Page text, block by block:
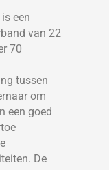
een
van 22
70
tussen
om
een goed
De